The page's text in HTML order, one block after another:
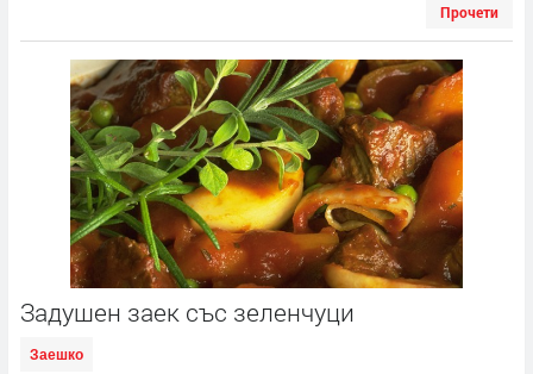
Прочети
Задушен заек със зеленчуци
Заешко